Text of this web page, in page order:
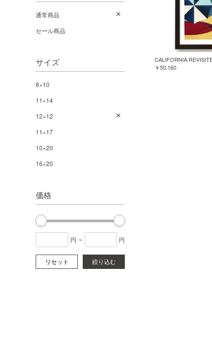
通常商品
セール商品
サイズ
8×10
11×14
12×12
11×17
10×20
16×20
価格
円 ~ 円
リセット 絞り込む
CALIFORNIA
￥50,160